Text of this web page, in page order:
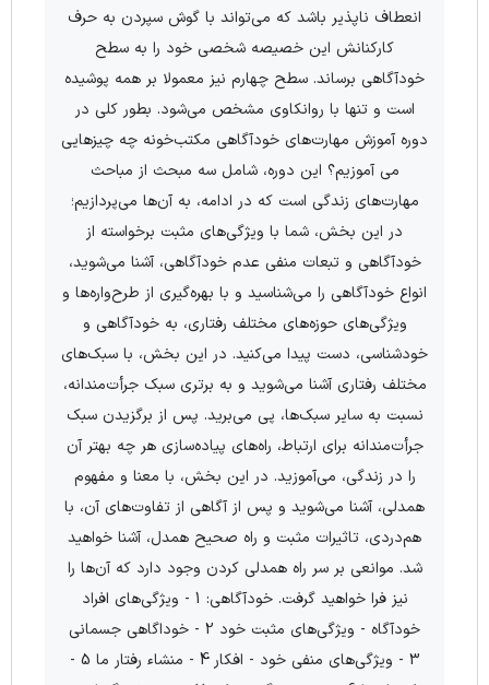
انعطاف ناپذیر باشد که می‌تواند با گوش سپردن به حرف
کارکنانش این خصیصه‌ شخصی خود را به سطح
خودآگاهی برساند. سطح چهارم نیز معمولا بر همه پوشیده
است و تنها با روانکاوی مشخص می‌شود. بطور کلی در
دوره آموزش مهارت‌‌های خودآگاهی مکتب‌خونه چه چیزهایی
می آموزیم؟ این دوره، شامل سه مبحث از مباحث
مهارت‌های زندگی است که در ادامه، به آن‌ها می‌پردازیم؛
در این بخش، شما با ویژگی‌‌های مثبت برخواسته از
خودآگاهی و تبعات منفی عدم خودآگاهی، آشنا می‌شوید،
انواع خودآگاهی را می‌شناسید و با بهره‌گیری از طرح‌واره‌ها و
ویژگی‌های حوزه‌های مختلف رفتاری، به خودآگاهی و
خودشناسی، دست پیدا می‌کنید. در این بخش، با سبک‌های
مختلف رفتاری آشنا می‌شوید و به برتری سبک جرأت‌مندانه،
نسبت به سایر سبک‌ها، پی می‌برید. پس از برگزیدن سبک
جرأت‌مندانه برای ارتباط، راه‌های پیاده‌سازی هر چه بهتر آن
را در زندگی، می‌آموزید. در این بخش، با معنا و مفهوم
همدلی، آشنا می‌شوید و پس از آگاهی از تفاوت‌های آن، با
هم‌دردی، تاثیرات مثبت و راه صحیح همدل، آشنا خواهید
شد. موانعی بر سر راه همدلی کردن وجود دارد که آن‌ها را
نیز فرا خواهید گرفت. خودآگاهی: 1 - ویژگی‌های افراد
خودآگاه - ویژگی‌های مثبت خود 2 - خوداگاهی جسمانی
3 - ویژگی‌های منفی خود - افکار 4 - منشاء رفتار ما 5 -